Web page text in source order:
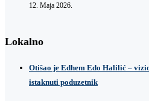
12. Maja 2026.
Lokalno
Otišao je Edhem Edo Halilić –
istaknuti poduzetnik